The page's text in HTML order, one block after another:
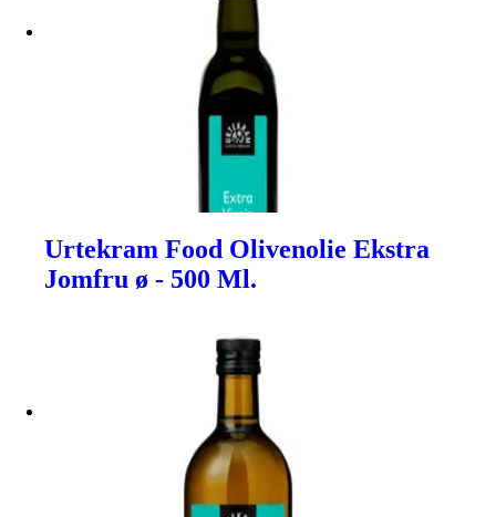
Urtekram Food Olivenolie Ekstra
Jomfru ø - 500 Ml.